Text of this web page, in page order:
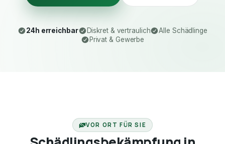
24h erreichbar Diskret & vertraulich
Alle Schädlinge
Privat & Gewerbe
VOR ORT FÜR SIE